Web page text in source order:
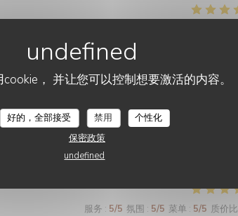
， 并让您可以控制想要激活的内容。
好的，全部接受 禁用
个性化
保密政策
undefined
服务 : 5/5 氛围 : 5/5 菜单 : 5/5 质价比